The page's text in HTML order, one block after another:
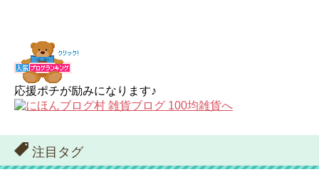
応援ポチが励みになります♪
注目タグ